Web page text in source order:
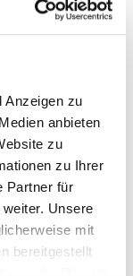
Anzeigen zu
anbieten
zu
zu Ihrer
Partner für
Unsere
mit
bereitgestellt
Dr. Sven
künftig
ihre
können.